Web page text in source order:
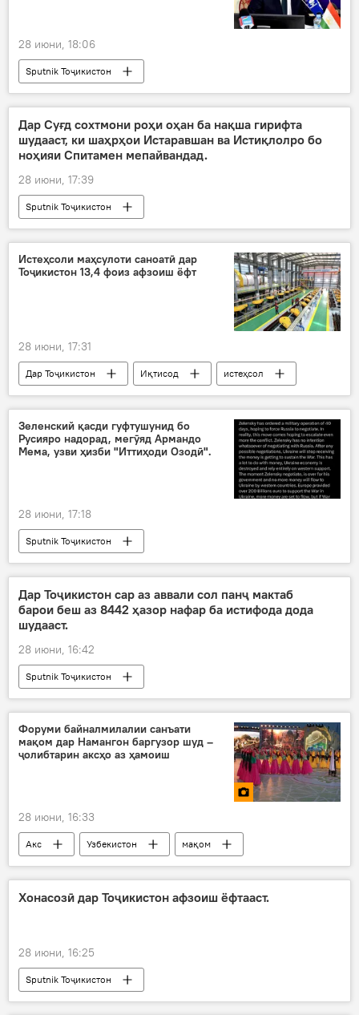
28 июни, 18:06
Sputnik Тоҷикистон
Дар Суғд сохтмони роҳи оҳан ба нақша гирифта
шудааст, ки шаҳрҳои Истаравшан ва Истиқлолро бо
ноҳияи Спитамен мепайвандад.
28 июни, 17:39
Sputnik Тоҷикистон
Истеҳсоли маҳсулоти саноатӣ дар
Тоҷикистон 13,4 фоиз афзоиш ёфт
28 июни, 17:31
Дар Тоҷикистон Иқтисод
истеҳсол
Саноат
Зеленский қасди гуфтушунид бо
Русияро надорад, мегӯяд Армандо
Мема, узви ҳизби "Иттиҳоди Озодӣ".
28 июни, 17:18
Sputnik Тоҷикистон
Дар Тоҷикистон сар аз аввали сол панҷ мактаб
барои беш аз 8442 ҳазор нафар ба истифода дода
шудааст.
28 июни, 16:42
Sputnik Тоҷикистон
Форуми байналмилалии санъати
мақом дар Намангон баргузор шуд –
ҷолибтарин аксҳо аз ҳамоиш
28 июни, 16:33
Акс Узбекистон
мақом
Фарҳанг
Осиёи Марказӣ
Хонасозӣ дар Тоҷикистон афзоиш ёфтааст.
28 июни, 16:25
Sputnik Тоҷикистон